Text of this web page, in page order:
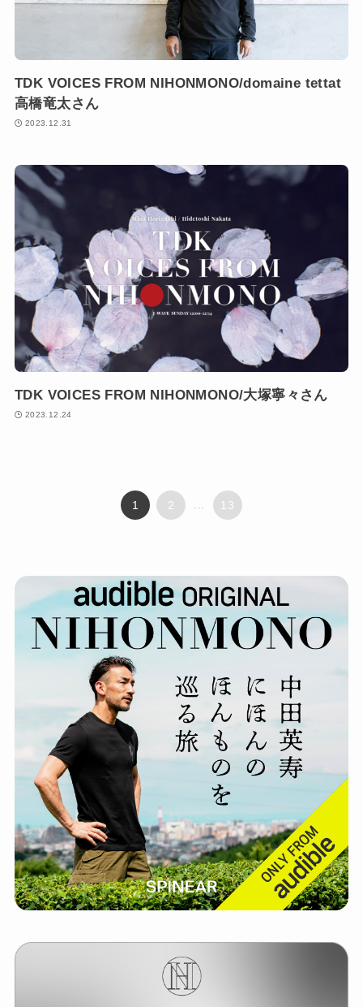
TDK VOICES FROM NIHONMONO/domaine tettat
高橋竜太さん
2023.12.31
TDK VOICES FROM NIHONMONO/大塚寧々さん
2023.12.24
1 2 ... 13